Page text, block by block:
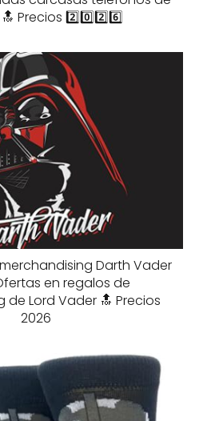
Precios 2️⃣0️⃣2️⃣6️⃣
Darth Vader
en regalos de
de Lord Vader 🔝 Precios
2026